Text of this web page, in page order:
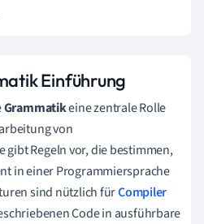
Einführung
Grammatikeine zentrale Rolle
von
gibt Regeln vor, die bestimmen,
in einer Programmiersprache
sind nützlich fürCompiler
Code in ausführbare